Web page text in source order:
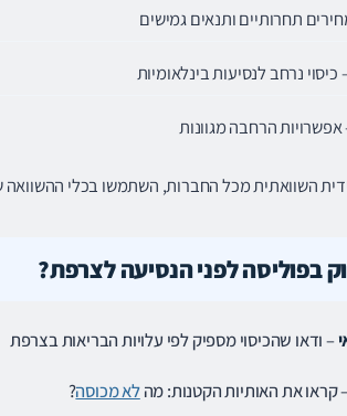
תחרותיים ותנאים גמישים
כיסוי נרחב לנסיעות בינלאומיות
אפשרויות הרחבה מגוונות
השוואתית מכל החברות, השתמשו בכלי ההשוואה
בפוליסה לפני הנסיעה לצרפת?
– ודאו שהכיסוי מספיק לפי עלויות הבריאות בצרפת
קראו את האותיות הקטנות: מהלא מכוסה?